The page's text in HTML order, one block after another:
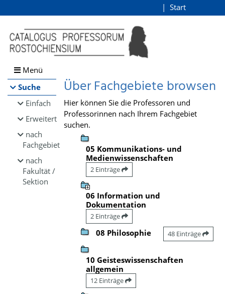
Browsen
direkt zum Inhalt
Start
Menü
Suche
Einfach
Erweitert
nach
Fachgebiet
nach
Fakultät /
Sektion
Über Fachgebiete browsen
Hier können Sie die Professoren und
Professorinnen nach Ihrem Fachgebiet
suchen.
05 Kommunikations- und
Medienwissenschaften
2 Einträge
06 Information und
Dokumentation
2 Einträge
08 Philosophie 48 Einträge
10 Geisteswissenschaften
allgemein
12 Einträge